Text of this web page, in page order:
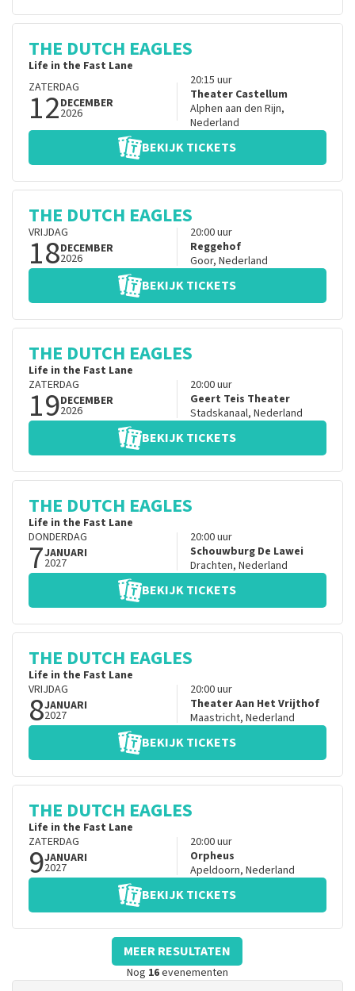
THE DUTCH EAGLES
Life in the Fast Lane
ZATERDAG
12DECEMBER
2026
20:15 uur
Theater Castellum
Alphen aan den Rijn,
Nederland
BEKIJK TICKETS
THE DUTCH EAGLES
VRIJDAG
18DECEMBER
2026
20:00uur
Reggehof
Goor, Nederland
BEKIJK TICKETS
THE DUTCH EAGLES
Life in the Fast Lane
ZATERDAG
19DECEMBER
2026
20:00uur
Geert Teis Theater
Stadskanaal, Nederland
BEKIJK TICKETS
THE DUTCH EAGLES
Life in the Fast Lane
DONDERDAG
7JANUARI
2027
20:00uur
Schouwburg De Lawei
Drachten, Nederland
BEKIJK TICKETS
THE DUTCH EAGLES
Life in the Fast Lane
VRIJDAG
8JANUARI
2027
20:00uur
Theater Aan Het Vrijthof
Maastricht, Nederland
BEKIJK TICKETS
THE DUTCH EAGLES
Life in the Fast Lane
ZATERDAG
9JANUARI
2027
20:00uur
Orpheus
Apeldoorn, Nederland
BEKIJK TICKETS
MEER RESULTATEN
Nog 16evenementen